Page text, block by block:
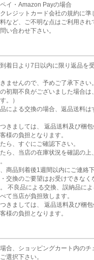
イ・Amazon Payの場合
レジットカード会社の規約に準
など、ご不明な点はご利用され
い合わせ下さい。
着日より7日以内に限り返品を
ませんので、予めご了承下さい。
初期不良がございました場合は、
。）
による交換の場合、返品送料は
きましては、 返品送料及び梱
様の負担となります。
ら、すぐにご確認下さい。
ら、当店の在庫状況を確認の上、
商品到着後1週間以内にご連絡
交換のご要望はお受けできなく
不良品による交換、誤納品によ
て当店が負担致します。
きましては、 返品送料及び梱
様の負担となります。
合、ショッピングカート内のチ
選択下さい。